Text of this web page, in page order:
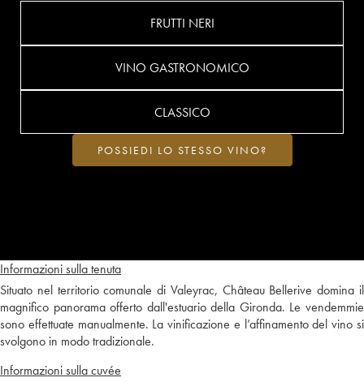
Informazioni sulla tenuta
Situato nel territorio comunale di Valeyrac, Château Bellerive domina il
magnifico panorama offerto dall'estuario della Gironda. Le vendemmie
sono effettuate manualmente. La vinificazione e l’affinamento del vino si
svolgono in modo tradizionale.
Informazioni sulla cuvée
FRUTTI NERI
VINO GASTRONOMICO
CLASSICO
POSSIEDI LO STESSO VINO?